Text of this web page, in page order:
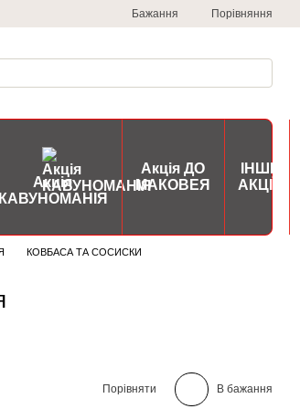
Бажання Порівняння
Акція
КАВУНОМАНІЯ
Акція ДО
МАКОВЕЯ
ІНШІ
АКЦІЇ
КОВБАСА ТА СОСИСКИ
Порівняти В бажання